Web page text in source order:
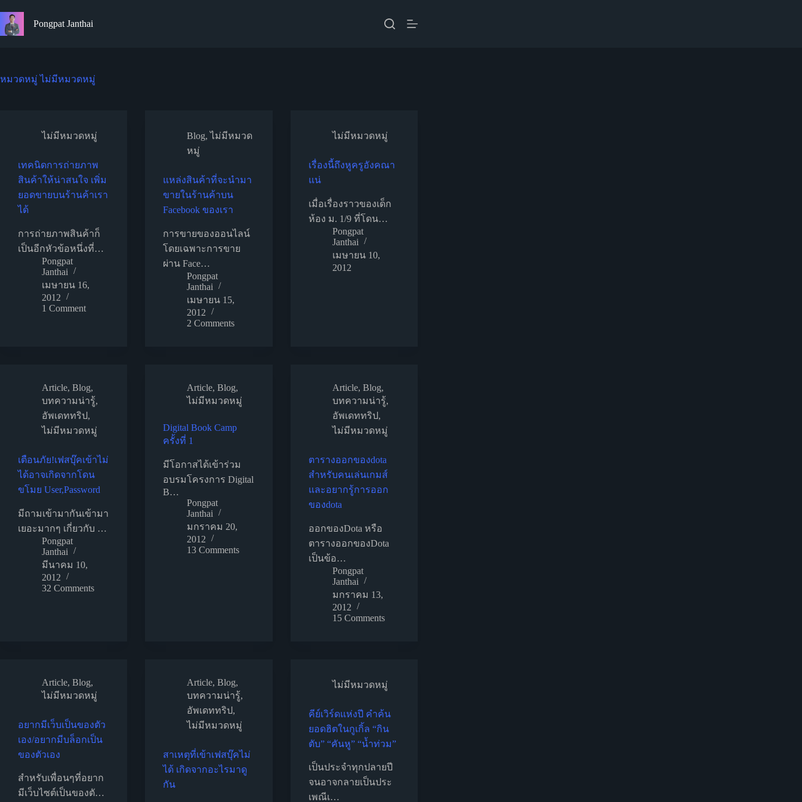
to
content
Pongpat Janthai
หมวดหมู่ ไม่มีหมวดหมู่
ไม่มีหมวดหมู่
เทคนิดการถ่ายภาพ
สินค้าให้น่าสนใจ เพิ่ม
ยอดขายบนร้านค้าเรา
ได้
การถ่ายภาพสินค้าก็
เป็นอีกหัวข้อหนึ่งที่…
Pongpat
Janthai
เมษายน 16,
2012
1 Comment
Blog,ไม่มีหมวด
หมู่
แหล่งสินค้าที่จะนำมา
ขายในร้านค้าบน
Facebook ของเรา
การขายของออนไลน์
โดยเฉพาะการขาย
ผ่าน Face…
Pongpat
Janthai
เมษายน 15,
2012
2 Comments
ไม่มีหมวดหมู่
เรื่องนี้ถึงหูครูอังคณา
แน่
เมื่อเรื่องราวของเด็ก
ห้อง ม. 1/9 ที่โดน…
Pongpat
Janthai
เมษายน 10,
2012
Article, Blog,
บทความน่ารู้,
อัพเดททริป,
ไม่มีหมวดหมู่
เตือนภัย!เฟสบุ๊คเข้าไม่
ได้อาจเกิดจากโดน
ขโมย User,Password
มีถามเข้ามากันเข้ามา
เยอะมากๆ เกี่ยวกับ …
Pongpat
Janthai
มีนาคม 10,
2012
32 Comments
Article,Blog,
ไม่มีหมวดหมู่
Digital Book Camp
ครั้งที่ 1
มีโอกาสได้เข้าร่วม
อบรมโครงการ Digital
B…
Pongpat
Janthai
มกราคม 20,
2012
13 Comments
Article, Blog,
บทความน่ารู้,
อัพเดททริป,
ไม่มีหมวดหมู่
ตารางออกของdota
สำหรับคนเล่นเกมส์
และอยากรู้การออก
ของdota
ออกของDota หรือ
ตารางออกของDota
เป็นข้อ…
Pongpat
Janthai
มกราคม 13,
2012
15 Comments
Article, Blog,
ไม่มีหมวดหมู่
อยากมีเว็บเป็นของตัว
เอง/อยากมีบล็อกเป็น
ของตัวเอง
สำหรับเพื่อนๆที่อยาก
มีเว็บไซต์เป็นของตั…
Article,Blog,
บทความน่ารู้,
อัพเดททริป,
ไม่มีหมวดหมู่
สาเหตุที่เข้าเฟสบุ๊คไม่
ได้ เกิดจากอะไรมาดู
กัน
ไม่มีหมวดหมู่
คีย์เวิร์ดแห่งปี คำค้น
ยอดฮิตในกูเกิ้ล “กิน
ตับ” “คันหู” “น้ำท่วม”
เป็นประจำทุกปลายปี
จนอาจกลายเป็นประ
เพณีเ…